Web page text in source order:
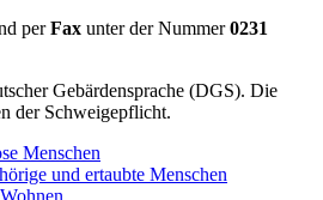
perFax unter der Nummer0231
Gebärdensprache (DGS). Die
der Schweigepflicht.
Menschen
und ertaubte Menschen